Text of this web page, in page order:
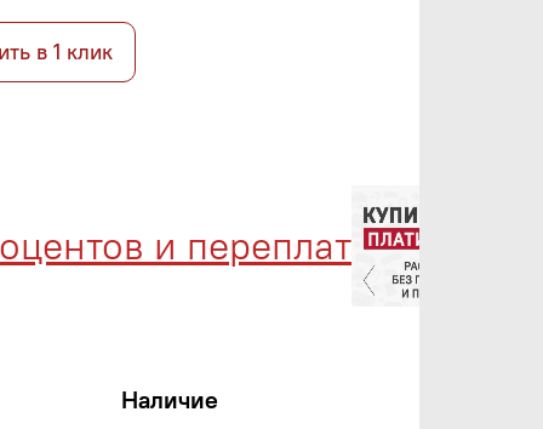
в 1 клик
и переплат
Наличие